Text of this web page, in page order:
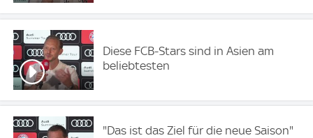
Diese FCB-Stars sind in Asien am
beliebtesten
"Das ist das Ziel für die neue Saison"